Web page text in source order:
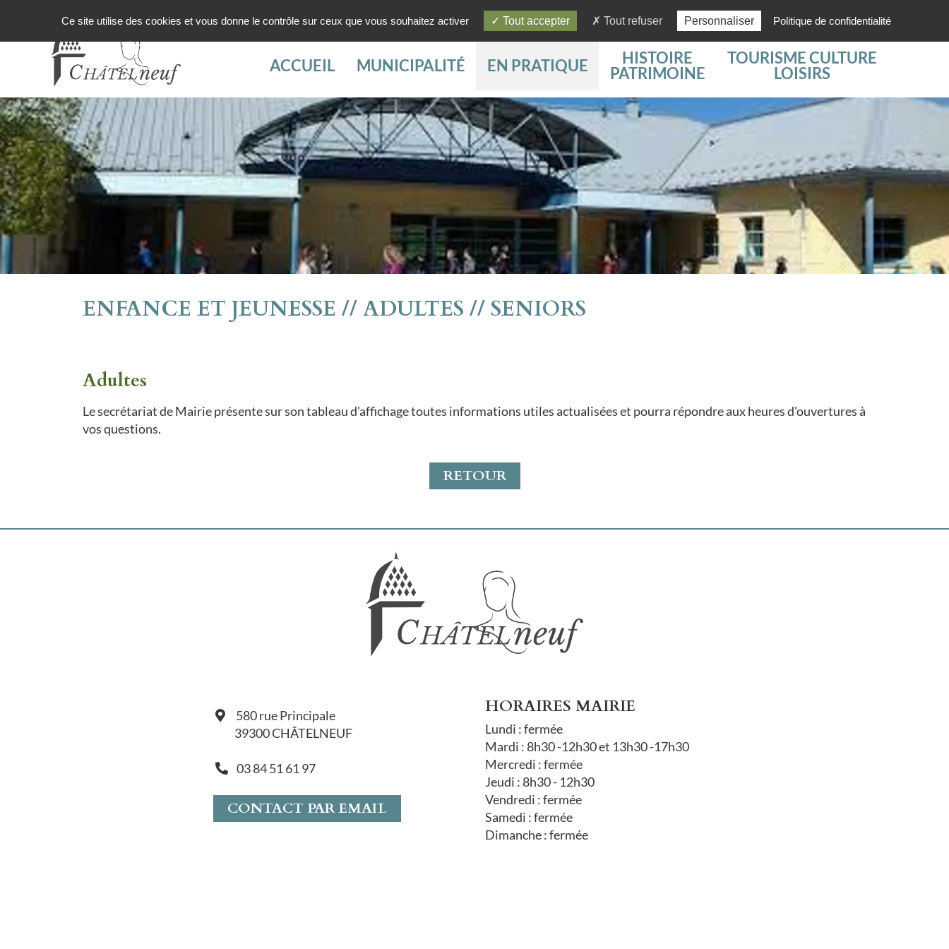
Actus 03 84 51 61 97
ACCUEIL MUNICIPALITÉ EN PRATIQUE
HISTOIRE
PATRIMOINE
TOURISME CULTURE
LOISIRS
ENFANCE ET JEUNESSE // ADULTES // SENIORS
Adultes
Le secrétariat de Mairie présente sur son tableau d'affichage toutes informations utiles actualisées et pourra répondre aux heures d'ouvertures à
vos questions.
RETOUR
580 rue Principale
39300 CHÂTELNEUF
03 84 51 61 97
CONTACT PAR EMAIL
HORAIRES MAIRIE
Lundi : fermée
Mardi : 8h30 -12h30 et 13h30 -17h30
Mercredi : fermée
Jeudi : 8h30 - 12h30
Vendredi : fermée
Samedi : fermée
Dimanche : fermée
Ce site utilise des cookies et vous donne le contrôle sur ceux que vous souhaitez activer Tout accepter Tout refuser Personnaliser Politique de confidentialité